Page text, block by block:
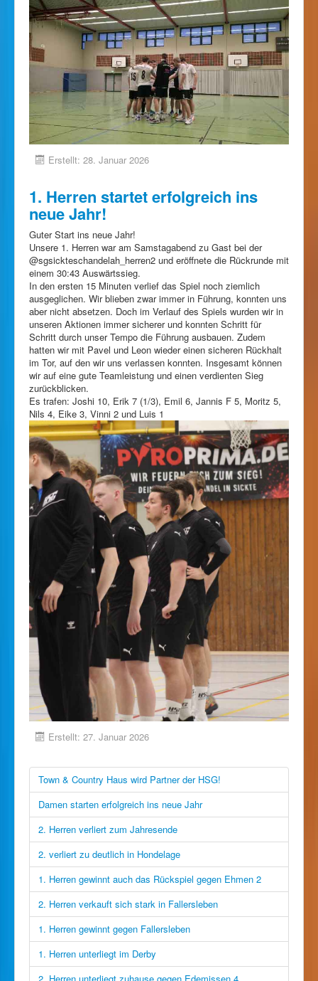
Erstellt: 28. Januar 2026
1. Herren startet erfolgreich ins
neue Jahr!
Guter Start ins neue Jahr!
Unsere 1. Herren war am Samstagabend zu Gast bei der
@sgsickteschandelah_herren2 und eröffnete die Rückrunde mit
einem 30:43 Auswärtssieg.
In den ersten 15 Minuten verlief das Spiel noch ziemlich
ausgeglichen. Wir blieben zwar immer in Führung, konnten uns
aber nicht absetzen. Doch im Verlauf des Spiels wurden wir in
unseren Aktionen immer sicherer und konnten Schritt für
Schritt durch unser Tempo die Führung ausbauen. Zudem
hatten wir mit Pavel und Leon wieder einen sicheren Rückhalt
im Tor, auf den wir uns verlassen konnten. Insgesamt können
wir auf eine gute Teamleistung und einen verdienten Sieg
zurückblicken.
Es trafen: Joshi 10, Erik 7 (1/3), Emil 6, Jannis F 5, Moritz 5,
Nils 4, Eike 3, Vinni 2 und Luis 1
Erstellt: 27. Januar 2026
Town & Country Haus wird Partner der HSG!
Damen starten erfolgreich ins neue Jahr
2. Herren verliert zum Jahresende
2. verliert zu deutlich in Hondelage
1. Herren gewinnt auch das Rückspiel gegen Ehmen 2
2. Herren verkauft sich stark in Fallersleben
1. Herren gewinnt gegen Fallersleben
1. Herren unterliegt im Derby